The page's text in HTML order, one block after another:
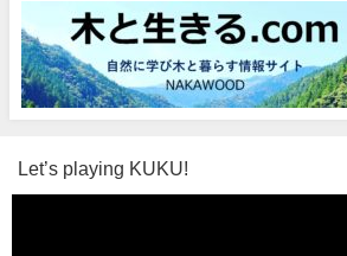
Let’s playing KUKU!